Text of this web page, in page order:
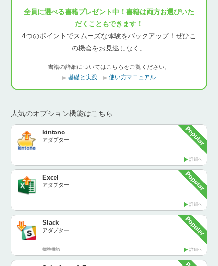
全員に選べる書籍プレゼント中！書籍は両方お選びいた
だくこともできます！
4つのポイントでスムーズな体験をバックアップ！ぜひこ
の機会をお見逃しなく。
書籍の詳細についてはこちらをご覧ください。
基礎と実践
使い方マニュアル
人気のオプション機能はこちら
kintone
アダプター
詳細へ
Excel
アダプター
詳細へ
Slack
アダプター
詳細へ
標準機能